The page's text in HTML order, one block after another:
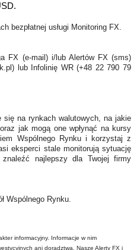
bezpłatnej usługi Monitoring FX.
FX (e-mail) i/lub Alertów FX (sms)
lub Infolinię WR (+48 22 790 79
na rynkach walutowych, na jakie
jak mogą one wpłynąć na kursy
Wspólnego Rynku i korzystaj z
eksperci stale monitorują sytuację
najlepszy dla Twojej firmy
Wspólnego Rynku.
informacyjny. Informacje w nim
ani doradztwa. Nasze Alerty FX i